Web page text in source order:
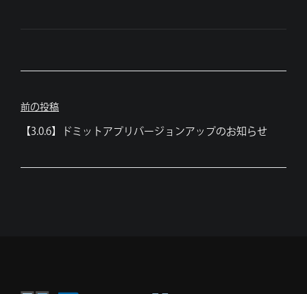
投
稿
前の投稿
【3.0.6】ドミットアプリバージョンアップのお知らせ